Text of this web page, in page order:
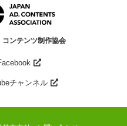
ンテンツ制作協会
チャンネル